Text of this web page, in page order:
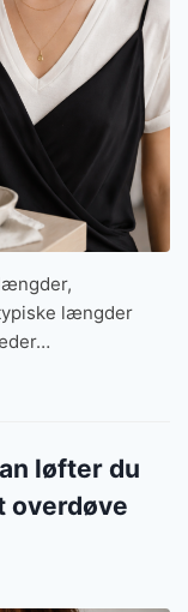
længder
løfter du
overdøve